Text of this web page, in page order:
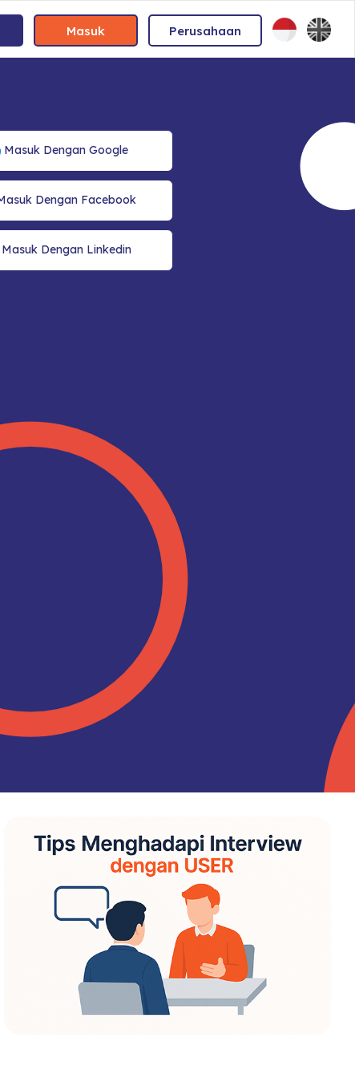
Masuk Perusahaan
Masuk Dengan Google
Dengan Facebook
Masuk Dengan Linkedin